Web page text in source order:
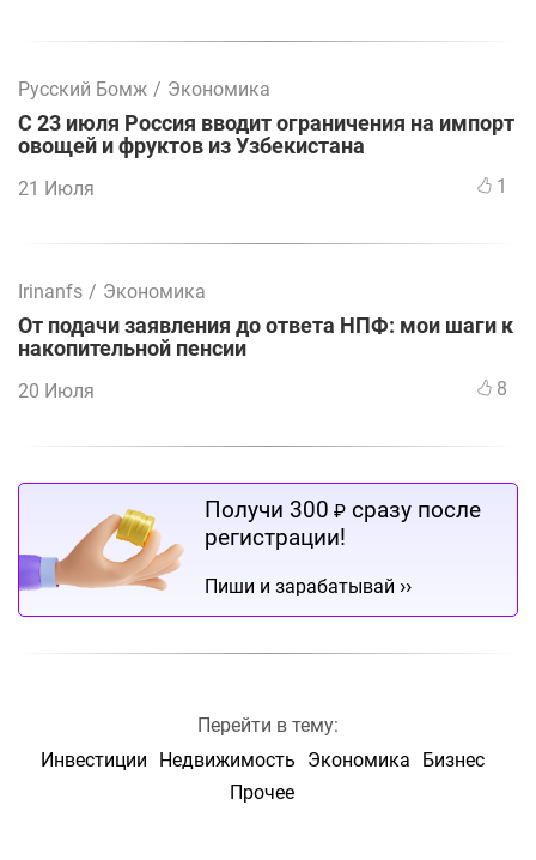
Русский Бомж / Экономика
С 23 июля Россия вводит ограничения на импорт
овощей и фруктов из Узбекистана
21 Июля 1
Irinanfs / Экономика
От подачи заявления до ответа НПФ: мои шаги к
накопительной пенсии
20 Июля 8
Получи 300 ₽ сразу после
регистрации!
Пиши и зарабатывай ››
Перейти в тему:
Инвестиции
Недвижимость Экономика
Бизнес
Прочее